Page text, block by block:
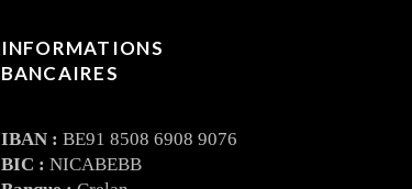
INFORMATIONS
BANCAIRES
IBAN : BE91 8508 6908 9076
BIC : NICABEBB